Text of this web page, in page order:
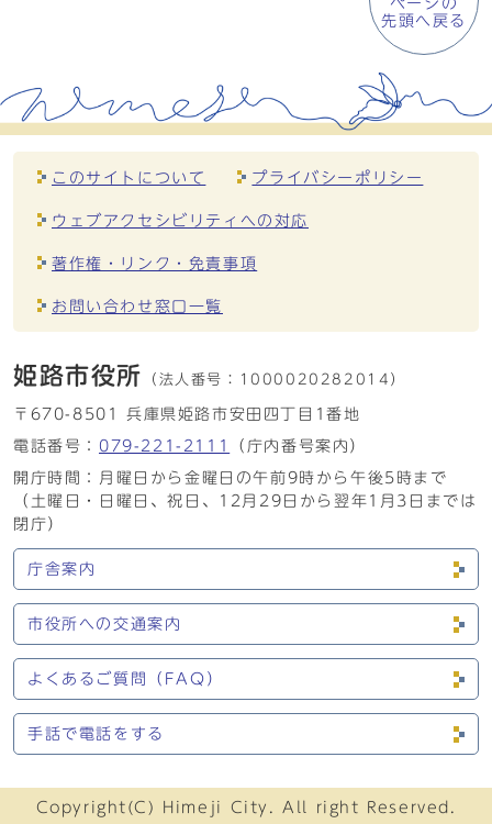
ページの
先頭へ戻る
このサイトについて プライバシーポリシー
ウェブアクセシビリティへの対応
著作権・リンク・免責事項
お問い合わせ窓口一覧
姫路市役所 （法人番号： 1000020282014）
〒670-8501 兵庫県姫路市安田四丁目1番地
電話番号： 079-221-2111
（庁内番号案内）
開庁時間：月曜日から金曜日の午前9時から午後5時まで
（土曜日・日曜日、祝日、12月29日から翌年1月3日までは
閉庁）
庁舎案内
市役所への交通案内
よくあるご質問（FAQ）
手話で電話をする
Copyright(C) Himeji City. All right Reserved.